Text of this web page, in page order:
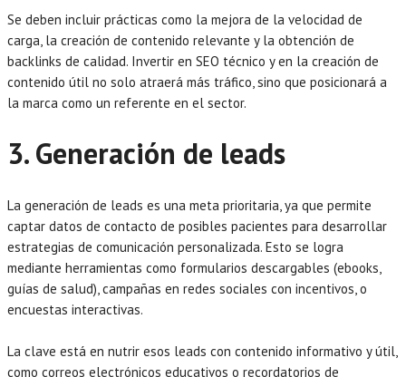
Se deben incluir prácticas como la mejora de la velocidad de
carga, la creación de contenido relevante y la obtención de
backlinks de calidad. Invertir en SEO técnico y en la creación de
contenido útil no solo atraerá más tráfico, sino que posicionará a
la marca como un referente en el sector.
3. Generación de leads
La generación de leads es una meta prioritaria, ya que permite
captar datos de contacto de posibles pacientes para desarrollar
estrategias de comunicación personalizada. Esto se logra
mediante herramientas como formularios descargables (ebooks,
guías de salud), campañas en redes sociales con incentivos, o
encuestas interactivas.
La clave está en nutrir esos leads con contenido informativo y útil,
como correos electrónicos educativos o recordatorios de